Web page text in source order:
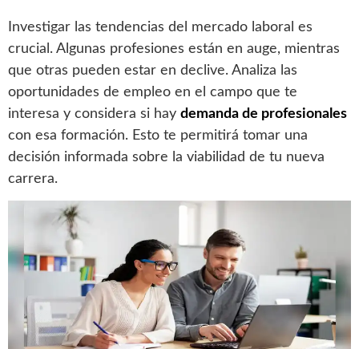
Investigar las tendencias del mercado laboral es
crucial. Algunas profesiones están en auge, mientras
que otras pueden estar en declive. Analiza las
oportunidades de empleo en el campo que te
interesa y considera si hay demanda de profesionales
con esa formación. Esto te permitirá tomar una
decisión informada sobre la viabilidad de tu nueva
carrera.